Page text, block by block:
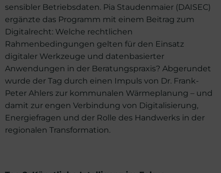
sensibler Betriebsdaten. Pia Staudenmaier (DAISEC)
ergänzte das Programm mit einem Beitrag zum
Digitalrecht: Welche rechtlichen
Rahmenbedingungen gelten für den Einsatz
digitaler Werkzeuge und datenbasierter
Anwendungen in der Beratungspraxis? Abgerundet
wurde der Tag durch einen Impuls von Dr. Frank-
Peter Ahlers zur kommunalen Wärmeplanung – und
damit zur engen Verbindung von Digitalisierung,
Energiefragen und der Rolle des Handwerks in der
regionalen Transformation.